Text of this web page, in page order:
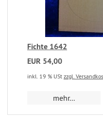
Fichte 1642
EUR 54,00
inkl. 19 % USt zzgl.
mehr...